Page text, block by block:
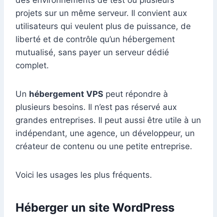
projets sur un même serveur. Il convient aux
utilisateurs qui veulent plus de puissance, de
liberté et de contrôle qu’un hébergement
mutualisé, sans payer un serveur dédié
complet.
Un hébergement VPS peut répondre à
plusieurs besoins. Il n’est pas réservé aux
grandes entreprises. Il peut aussi être utile à un
indépendant, une agence, un développeur, un
créateur de contenu ou une petite entreprise.
Voici les usages les plus fréquents.
Héberger un site WordPress